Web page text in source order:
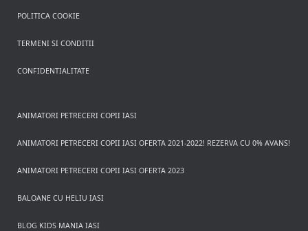
POLITICA COOKIE
TERMENI SI CONDITII
CONFIDENTIALITATE
ANIMATORI PETRECERI COPII IASI
ANIMATORI PETRECERI COPII IASI OFERTA 2021-2022! REZERVA CU 0% AVANS!
ANIMATORI PETRECERI COPII IASI OFERTA 2023
BALOANE CU HELIU IASI
BLOG KIDS MANIA IASI